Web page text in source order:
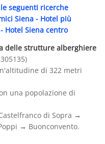
seguenti ricerche
Siena - Hotel più
- Hotel Siena centro
delle strutture alberghiere
di 322 metri
una popolazione di
di Sopra →
→ Buonconvento.